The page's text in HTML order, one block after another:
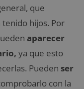
que
hijos. Por
aparecer
ya que esto
Pueden ser
con la